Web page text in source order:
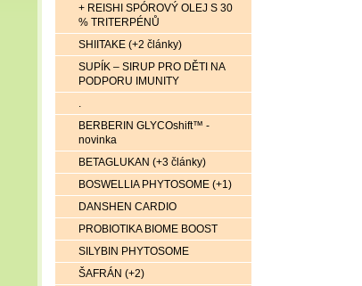
+ REISHI SPÓROVÝ OLEJ S 30
% TRITERPÉNŮ
SHIITAKE (+2 články)
SUPÍK – SIRUP PRO DĚTI NA
PODPORU IMUNITY
.
BERBERIN GLYCOshift™ -
novinka
BETAGLUKAN (+3 články)
BOSWELLIA PHYTOSOME (+1)
DANSHEN CARDIO
PROBIOTIKA BIOME BOOST
SILYBIN PHYTOSOME
ŠAFRÁN (+2)